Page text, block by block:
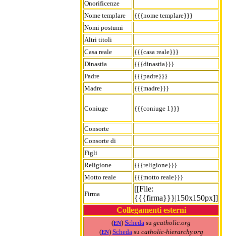
Onorificenze
Nome templare
{{{nome templare}}}
Nomi postumi
Altri titoli
Casa reale
{{{casa reale}}}
Dinastia
{{{dinastia}}}
Padre
{{{padre}}}
Madre
{{{madre}}}
Coniuge {{{coniuge 1}}}
Consorte
Consorte di
Figli
Religione
{{{religione}}}
Motto reale
{{{motto reale}}}
Firma
[[File:
{{{firma}}}|150x150px]]
Collegamenti esterni
(EN) Scheda su gcatholic.org
(EN) Scheda su catholic-hierarchy.org